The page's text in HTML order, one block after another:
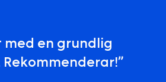
med en grundlig